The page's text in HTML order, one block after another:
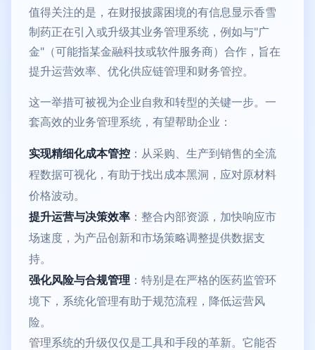
值得关注的是，在财报披露困境的有信息显示香雪
制药正在引入或升级其业务管理系统，例如与"广
金"（可能指某金融科技或软件服务商）合作，旨在
提升运营效率、优化供应链管理和财务管控。
这一举措可被视为企业自救和转型的关键一步。一
套高效的业务管理系统，有望帮助企业：
实现精细化成本管控 ：从采购、生产到销售的全流
程数据可视化，有助于找出成本黑洞，应对原材料
价格波动。
提升运营与决策效率 ：整合内部资源，加快响应市
场速度，为产品创新和市场策略调整提供数据支
持。
强化风险与合规管理 ：特别是在严格的医药监管环
境下，系统化管理有助于规范流程，降低运营风
险。
管理系统的升级仅仅是工具和手段的革新。它能否